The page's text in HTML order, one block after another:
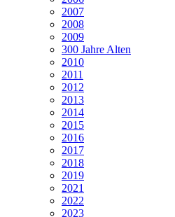
2007
2008
2009
300 Jahre Alten
2010
2011
2012
2013
2014
2015
2016
2017
2018
2019
2021
2022
2023